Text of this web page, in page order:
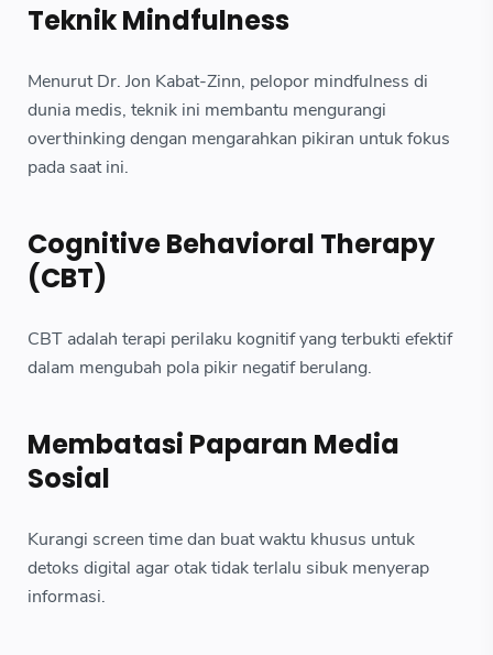
Teknik Mindfulness
Menurut Dr. Jon Kabat-Zinn, pelopor mindfulness di
dunia medis, teknik ini membantu mengurangi
overthinking dengan mengarahkan pikiran untuk fokus
pada saat ini.
Cognitive Behavioral Therapy
(CBT)
CBT adalah terapi perilaku kognitif yang terbukti efektif
dalam mengubah pola pikir negatif berulang.
Membatasi Paparan Media
Sosial
Kurangi screen time dan buat waktu khusus untuk
detoks digital agar otak tidak terlalu sibuk menyerap
informasi.